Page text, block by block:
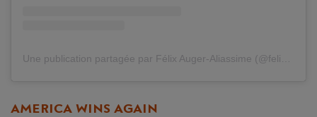
AMERICA WINS AGAIN